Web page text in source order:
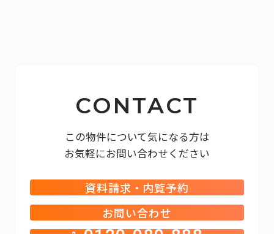
CONTACT
この物件について気になる方は
お気軽にお問い合わせください
資料請求・内覧予約
お問い合わせ